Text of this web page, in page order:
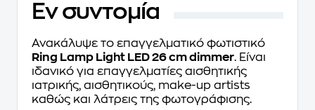
Eν συντομία
Ανακάλυψε το επαγγελματικό φωτιστικό
Ring Lamp Light LED 26 cm dimmer. Είναι
ιδανικό για επαγγελματίες αισθητικής
ιατρικής, αισθητικούς, make-up artists
καθώς και λάτρεις της φωτογράφισης.